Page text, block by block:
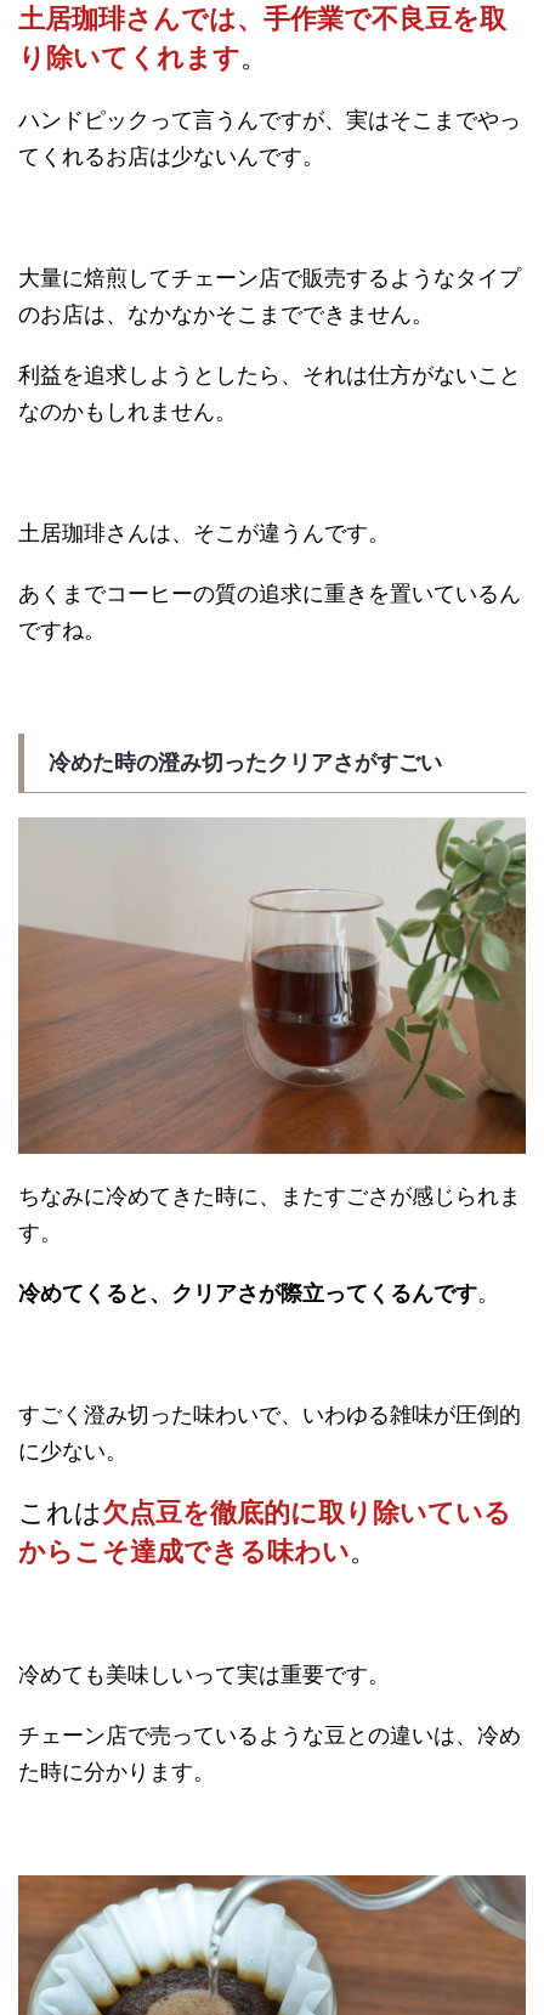
土居珈琲さんでは、手作業で不良豆を取
り除いてくれます。
ハンドピックって言うんですが、実はそこまでやっ
てくれるお店は少ないんです。
大量に焙煎してチェーン店で販売するようなタイプ
のお店は、なかなかそこまでできません。
利益を追求しようとしたら、それは仕方がないこと
なのかもしれません。
土居珈琲さんは、そこが違うんです。
あくまでコーヒーの質の追求に重きを置いているん
ですね。
冷めた時の澄み切ったクリアさがすごい
ちなみに冷めてきた時に、またすごさが感じられま
す。
冷めてくると、クリアさが際立ってくるんです。
すごく澄み切った味わいで、いわゆる雑味が圧倒的
に少ない。
これは欠点豆を徹底的に取り除いている
からこそ達成できる味わい。
冷めても美味しいって実は重要です。
チェーン店で売っているような豆との違いは、冷め
た時に分かります。